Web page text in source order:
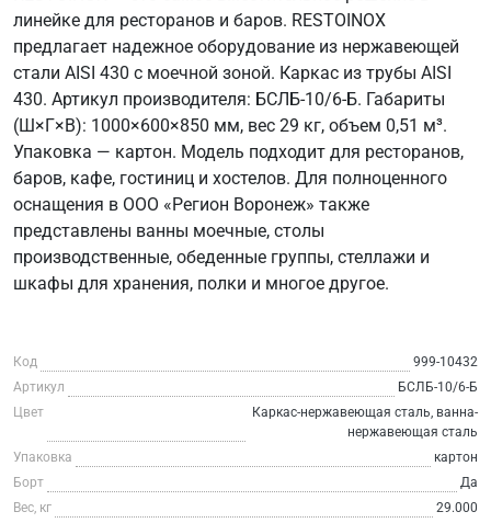
линейке для ресторанов и баров. RESTOINOX
предлагает надежное оборудование из нержавеющей
стали AISI 430 с моечной зоной. Каркас из трубы AISI
430. Артикул производителя: БСЛБ-10/6-Б. Габариты
(Ш×Г×В): 1000×600×850 мм, вес 29 кг, объем 0,51 м³.
Упаковка — картон. Модель подходит для ресторанов,
баров, кафе, гостиниц и хостелов. Для полноценного
оснащения в ООО «Регион Воронеж» также
представлены ванны моечные, столы
производственные, обеденные группы, стеллажи и
шкафы для хранения, полки и многое другое.
Код
999-10432
Артикул
БСЛБ-10/6-Б
Цвет
Каркас-нержавеющая сталь, ванна-
нержавеющая сталь
Упаковка
картон
Борт
Да
Вес, кг
29.000